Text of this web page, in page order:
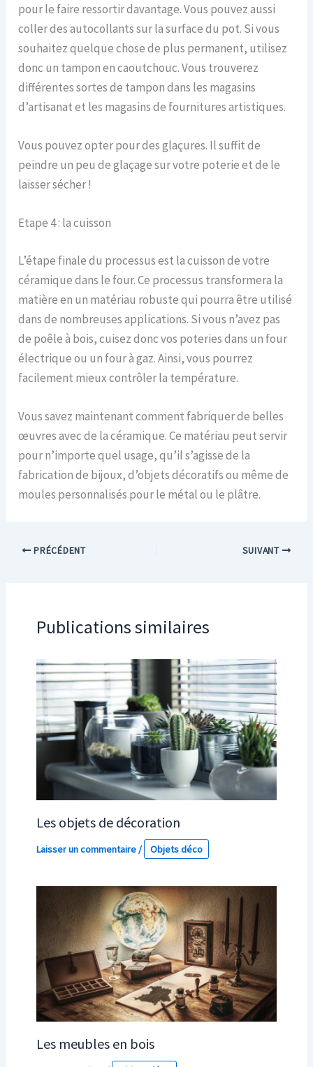
pour le faire ressortir davantage. Vous pouvez aussi
coller des autocollants sur la surface du pot. Si vous
souhaitez quelque chose de plus permanent, utilisez
donc un tampon en caoutchouc. Vous trouverez
différentes sortes de tampon dans les magasins
d’artisanat et les magasins de fournitures artistiques.
Vous pouvez opter pour des glaçures. Il suffit de
peindre un peu de glaçage sur votre poterie et de le
laisser sécher !
Etape 4 : la cuisson
L’étape finale du processus est la cuisson de votre
céramique dans le four. Ce processus transformera la
matière en un matériau robuste qui pourra être utilisé
dans de nombreuses applications. Si vous n’avez pas
de poêle à bois, cuisez donc vos poteries dans un four
électrique ou un four à gaz. Ainsi, vous pourrez
facilement mieux contrôler la température.
Vous savez maintenant comment fabriquer de belles
œuvres avec de la céramique. Ce matériau peut servir
pour n’importe quel usage, qu’il s’agisse de la
fabrication de bijoux, d’objets décoratifs ou même de
moules personnalisés pour le métal ou le plâtre.
PRÉCÉDENT SUIVANT
Publications similaires
Les objets de décoration
Laisser un commentaire/ Objets déco
Les meubles en bois